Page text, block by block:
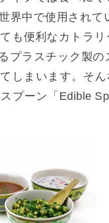
界中で使用されて
も便利なカトラ
プラスチック製
しまいます。そ
プーン「Edible